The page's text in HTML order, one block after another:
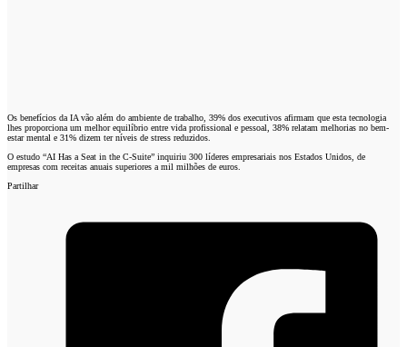
Os benefícios da IA vão além do ambiente de trabalho, 39% dos executivos afirmam que esta tecnologia
lhes proporciona um melhor equilíbrio entre vida profissional e pessoal, 38% relatam melhorias no bem-
estar mental e 31% dizem ter níveis de stress reduzidos.
O estudo “AI Has a Seat in the C-Suite” inquiriu 300 líderes empresariais nos Estados Unidos, de
empresas com receitas anuais superiores a mil milhões de euros.
Partilhar